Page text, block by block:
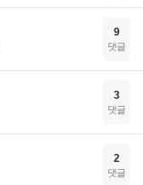
9
댓글
3
댓글
2
댓글